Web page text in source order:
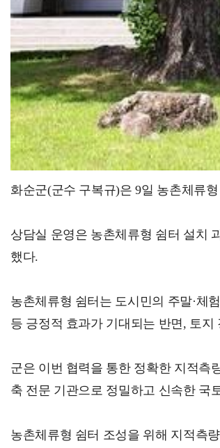
화순군(군수 구복규)은 9일 농촌체류
상담실 운영은 농촌체류형 쉼터 설치
했다.
농촌체류형 쉼터는 도시민의 주말·체
등 긍정적 효과가 기대되는 반면, 토
군은 이번 협력을 통한 정확한 지적측
축 전문 기관으로 정밀하고 신속한 국
농촌체류형 쉼터 조성을 위해 지적측